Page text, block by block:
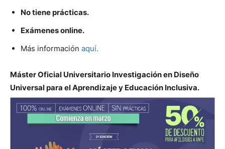
No tiene prácticas.
Exámenes online.
Más información aquí.
Máster Oficial Universitario Investigación en Diseño
Universal para el Aprendizaje y Educación Inclusiva.